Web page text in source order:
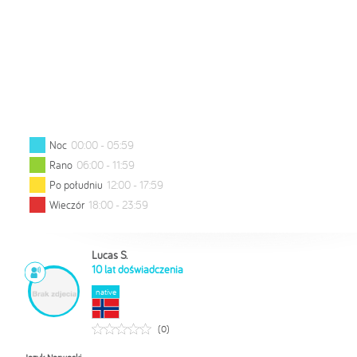
Noc 00:00 - 05:59
Rano 06:00 - 11:59
Po południu 12:00 - 17:59
Wieczór 18:00 - 23:59
Lucas S.
10 lat doświadczenia
0